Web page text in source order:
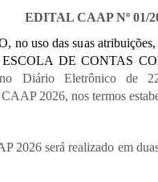
EDITAL CAAP Nº 01/
uso das suas atribuições,
ESCOLA DE CONTAS
Diário Eletrônico de
2026, nos termos
será realizado em